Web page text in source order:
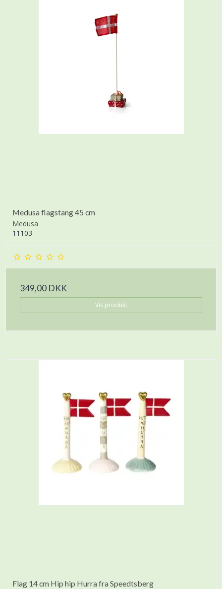
Medusa flagstang 45 cm
Medusa
11103
349,00 DKK
Vis produkt
Flag 14 cm Hip hip Hurra fra Speedtsberg